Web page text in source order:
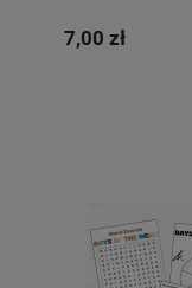
7,00 zł